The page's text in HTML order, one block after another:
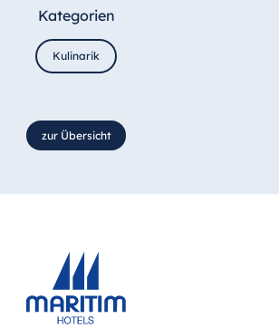
Kategorien
Kulinarik
zur Übersicht